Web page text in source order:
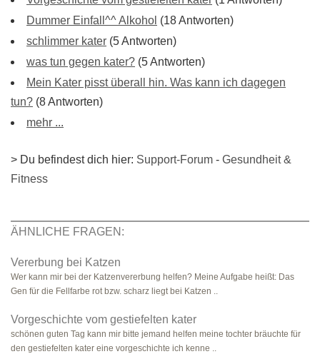
Dummer Einfall^^ Alkohol (18 Antworten)
schlimmer kater (5 Antworten)
was tun gegen kater? (5 Antworten)
Mein Kater pisst überall hin. Was kann ich dagegen
tun? (8 Antworten)
mehr ...
> Du befindest dich hier: Support-Forum - Gesundheit &
Fitness
ÄHNLICHE FRAGEN:
Vererbung bei Katzen
Wer kann mir bei der Katzenvererbung helfen? Meine Aufgabe heißt: Das
Gen für die Fellfarbe rot bzw. scharz liegt bei Katzen ..
Vorgeschichte vom gestiefelten kater
schönen guten Tag kann mir bitte jemand helfen meine tochter bräuchte für
den gestiefelten kater eine vorgeschichte ich kenne ..